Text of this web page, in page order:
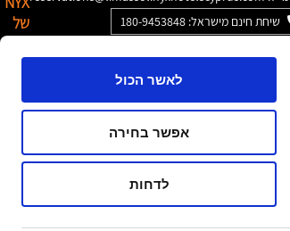
לאשר הכול
אפשר בחירה
לדחות
שיחת חינם מישראל: 180-9453848
של
רשת